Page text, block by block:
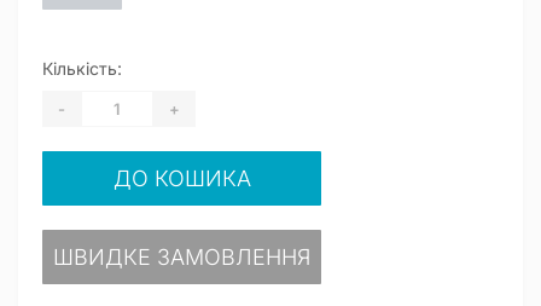
Кількість:
- +
ДО КОШИКА
ШВИДКЕ ЗАМОВЛЕННЯ